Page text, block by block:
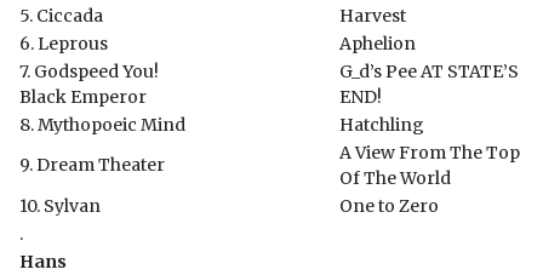
5. Ciccada
Harvest
6. Leprous
Aphelion
7. Godspeed You!
Black Emperor
G_d’s Pee AT STATE’S
END!
8. Mythopoeic Mind
Hatchling
9. Dream Theater
A View From The Top
Of The World
10. Sylvan
One to Zero
.
Hans